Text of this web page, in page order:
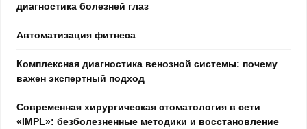
диагностика болезней глаз
Автоматизация фитнеса
Комплексная диагностика венозной системы: почему
важен экспертный подход
Современная хирургическая стоматология в сети
«IMPL»: безболезненные методики и восстановление